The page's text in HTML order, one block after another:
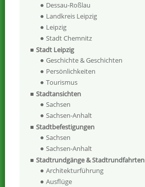
Dessau-Roßlau
Landkreis Leipzig
Leipzig
Stadt Chemnitz
Stadt Leipzig
Geschichte & Geschichten
Persönlichkeiten
Tourismus
Stadtansichten
Sachsen
Sachsen-Anhalt
Stadtbefestigungen
Sachsen
Sachsen-Anhalt
Stadtrundgänge & Stadtrundfahrten
Architekturführung
Ausflüge